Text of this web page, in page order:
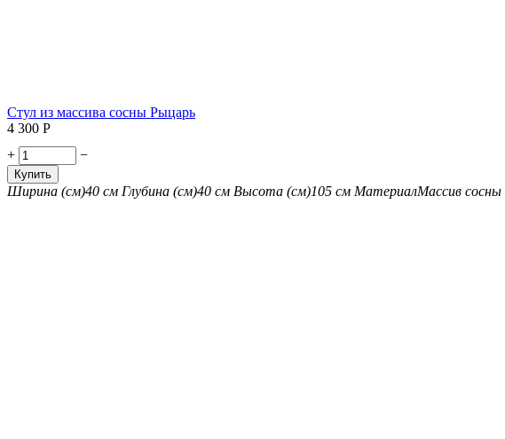
Стул из массива сосны Рыцарь
4 300 Р
+
−
Купить
Ширина (см)40 см Глубина (см)40 см Высота (см)105 см МатериалМассив сосны